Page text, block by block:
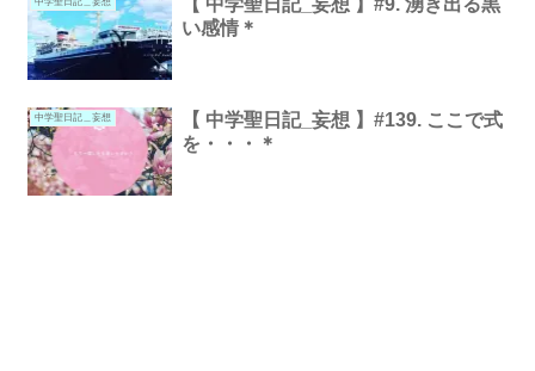
【 中学聖日記_妄想 】#9. 湧き出る黒
い感情＊
中学聖日記＿妄想
【 中学聖日記_妄想 】#139. ここで式
を・・・＊